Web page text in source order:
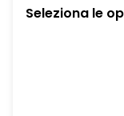
Seleziona le